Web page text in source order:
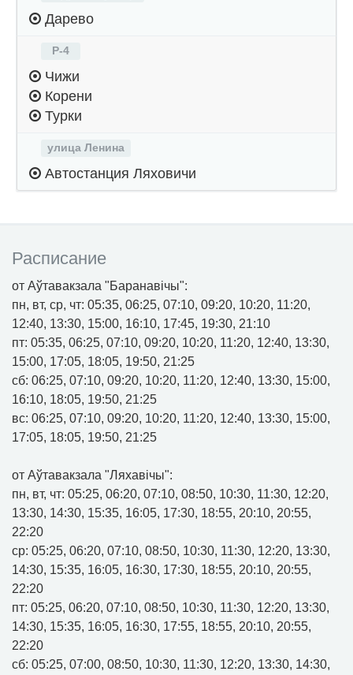
Дарево
Р-4
Чижи
Корени
Турки
улица Ленина
Автостанция Ляховичи
Расписание
от Аўтавакзала "Баранавічы":
пн, вт, ср, чт: 05:35, 06:25, 07:10, 09:20, 10:20, 11:20,
12:40, 13:30, 15:00, 16:10, 17:45, 19:30, 21:10
пт: 05:35, 06:25, 07:10, 09:20, 10:20, 11:20, 12:40, 13:30,
15:00, 17:05, 18:05, 19:50, 21:25
сб: 06:25, 07:10, 09:20, 10:20, 11:20, 12:40, 13:30, 15:00,
16:10, 18:05, 19:50, 21:25
вс: 06:25, 07:10, 09:20, 10:20, 11:20, 12:40, 13:30, 15:00,
17:05, 18:05, 19:50, 21:25
от Аўтавакзала "Ляхавічы":
пн, вт, чт: 05:25, 06:20, 07:10, 08:50, 10:30, 11:30, 12:20,
13:30, 14:30, 15:35, 16:05, 17:30, 18:55, 20:10, 20:55,
22:20
ср: 05:25, 06:20, 07:10, 08:50, 10:30, 11:30, 12:20, 13:30,
14:30, 15:35, 16:05, 16:30, 17:30, 18:55, 20:10, 20:55,
22:20
пт: 05:25, 06:20, 07:10, 08:50, 10:30, 11:30, 12:20, 13:30,
14:30, 15:35, 16:05, 16:30, 17:55, 18:55, 20:10, 20:55,
22:20
сб: 05:25, 07:00, 08:50, 10:30, 11:30, 12:20, 13:30, 14:30,